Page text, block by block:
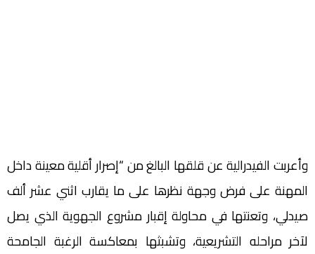
وأعربت الفيدرالية عن قلقها البالغ من “إصرار أقلية معينة داخل
المهنة على فرض وجهة نظرها على ما يقارب اثني عشر ألف
صيدلي، وتعنتها في محاولة إقبار مشروع الجهوية الذي يصل
لآخر مراحله التشريعية، وتشبثها بمعاكسة الرغبة الجامحة